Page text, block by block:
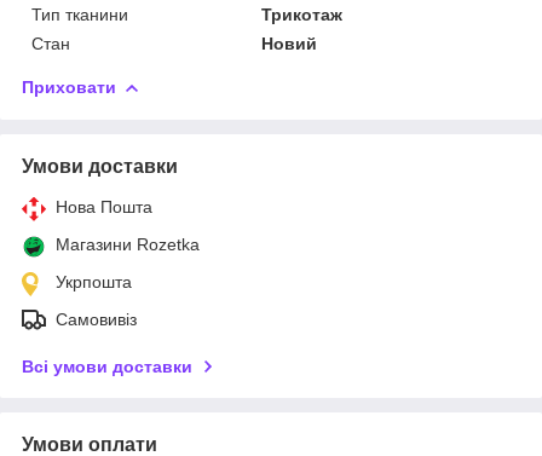
Тип тканини
Трикотаж
Стан
Новий
Приховати
Умови доставки
Нова Пошта
Магазини Rozetka
Укрпошта
Самовивіз
Всі умови доставки
Умови оплати